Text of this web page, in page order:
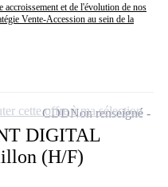
et de l'évolution de nos
Vente-Accession au sein de la
DIGITAL
(H/F)
CDDNon renseigné
cette offre à ma sélection